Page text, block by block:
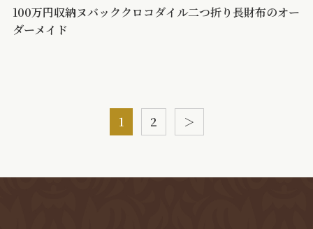
100万円収納ヌバッククロコダイル二つ折り長財布のオー
ダーメイド
1 2 ＞